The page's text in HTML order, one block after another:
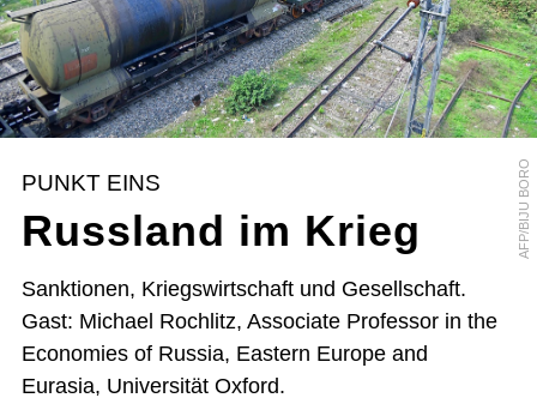
AFP/BIJU BORO
PUNKT EINS
Russland im Krieg
Sanktionen, Kriegswirtschaft und Gesellschaft.
Gast: Michael Rochlitz, Associate Professor in the
Economies of Russia, Eastern Europe and
Eurasia, Universität Oxford.